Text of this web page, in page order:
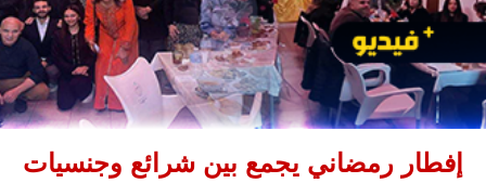
إفطار رمضاني يجمع بين شرائع وجنسيات